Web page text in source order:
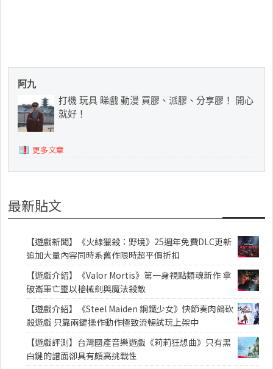
阿九
打機 玩具 睇戲 動漫 買膠、派膠、分享膠！ 開心
就好！
更多文章
最新貼文
【遊戲新聞】《火線獵殺：野境》25週年免費DLC更新
追加大量內容同時系舊作限時超平價折扣
【遊戲介紹】《Valor Mortis》第一身視點類魂新作 拿
破崙軍亡靈以槍械劍與魔法殺敵
【遊戲介紹】《Steel Maiden 鋼鐵少女》快節奏肉鴿砍
殺遊戲 只靠兩鍵操作動作極致流暢試玩上架中
【遊戲評測】台灣國產音樂遊戲《莉莉狂想曲》只有黑
白鍵的譜面卻具有頗高挑戰性